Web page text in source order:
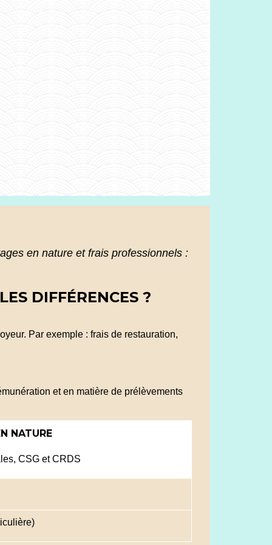
en nature et frais professionnels :
DIFFÉRENCES ?
Par exemple : frais de restauration,
et en matière de prélèvements
NATURE
CSG et CRDS